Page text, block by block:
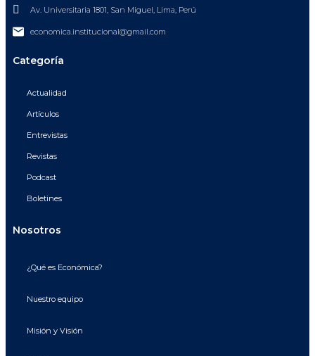
Av. Universitaria 1801, San Miguel, Lima, Perú
economica.institucional@gmail.com
Categoría
Actualidad
Artículos
Entrevistas
Revistas
Podcast
Boletines
Nosotros
¿Qué es Económica?
Nuestro equipo
Misión y Visión